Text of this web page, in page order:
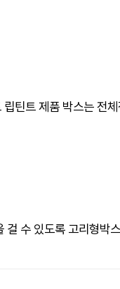
틴트 제품 박스는 전
걸 수 있도록 고리형